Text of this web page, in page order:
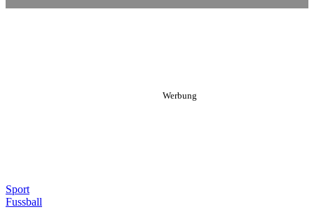
Sport
Fussball